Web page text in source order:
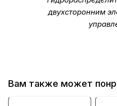
двухсторонним
Вам также может